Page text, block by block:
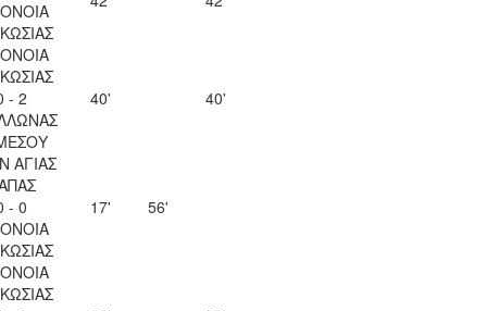
- 2
40' 40'
ΑΓΙΑΣ
- 0
17' 56'